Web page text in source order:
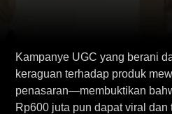
Kampanye UGC yang berani
keraguan terhadap produk
penasaran—membuktikan
Rp600 juta pun dapat viral dan